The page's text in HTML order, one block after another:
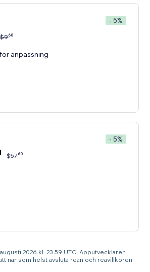
- 5%
$960
anpassning
- 5%
$5760
2026 kl. 23.59 UTC. Apputvecklaren
när som helst avsluta rean och reavillkoren